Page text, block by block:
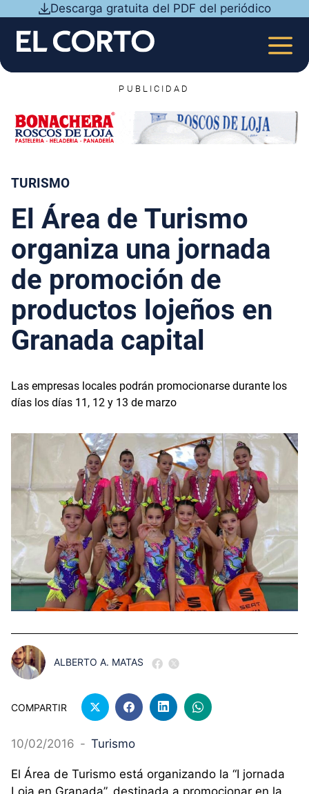
contenido
Descarga gratuita del PDF del periódico
PUBLICIDAD
TURISMO
El Área de Turismo
organiza una jornada
de promoción de
productos lojeños en
Granada capital
Las empresas locales podrán promocionarse durante los
días los días 11, 12 y 13 de marzo
ALBERTO A. MATAS
COMPARTIR
10/02/2016 - Turismo
El Área de Turismo está organizando la “I jornada
Loja en Granada”, destinada a promocionar en la